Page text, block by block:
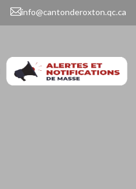
info@cantonderoxton.qc.ca